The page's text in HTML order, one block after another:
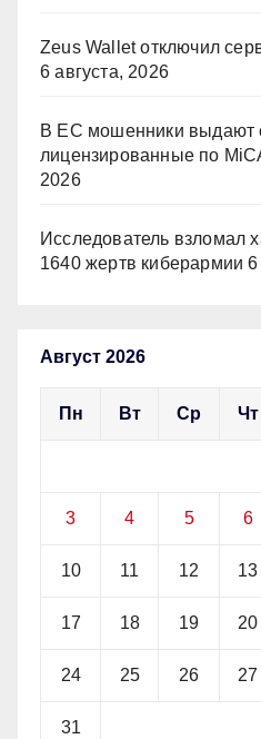
Zeus Wallet отключил
6 августа, 2026
В ЕС мошенники выдают
лицензированные по
2026
Исследователь взломал
1640 жертв киберармии 6
Август 2026
Пн Вт Ср Чт
3 4 5 6
10 11 12 13
17 18 19 20
24 25 26 27
31